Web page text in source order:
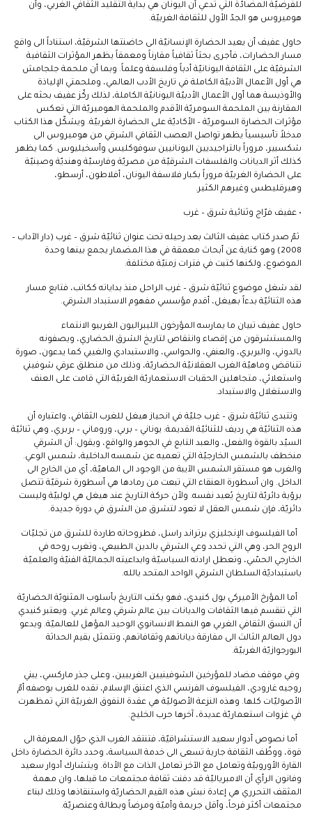
للفرضيّة المضادّة التي تدعي أن اليونان هي بداية التقليد الثقافي الغربي، وأن
هوميروس هو الجدّ الأول للثقافة الغربيّة.
حاول عفيف أن يعيد الحضارة الإنسانيّة الى حاضنتها الشرقيّة، استناداً الى واقع
مسار الحضارات، فأجرى بحثاً ثقافياً مقارناً ومعمقاً يظهر المؤثرات الثقافية
الشرقيّة على الثقافة اليونانيّة أدباً وفلسفة وعلماً. وبما أن ملحمة جلجامش
هي أول الأعمال الأدبيّة الكاملة في تاريخ الأدب العالمي، وملحمتي الإلياذة
والأوذيسة هما أول الأعمال الأدبيّة اليونانيّة الكاملة، لذلك ركّز عفيف بحثه على
المقارنة بين الملحمة السومريّة الأقدم والملحمة الهوميريّة التي تعكس
مؤثرات الحضارة السومريّة – الأكاديّة على الحضارة الغربيّة. ويشكّل هذا الكتاب
مدخلاً تأسيسياً يظهر تواصل العصب الثقافي الشرقي من هوميروس الى
شكسبير، مروراً بالتراجيديين اليونانيين سوفوكليس وأسخيليوس. كما يظهر
كذلك أثر الديانات والفلسفات الشرقيّة من مصريّة وفارسيّة وهنديّة وصينيّة
على الحضارة الغربيّة مروراً بكبار فلاسفة اليونان، أفلاطون، أرسطو،
وهيرقليطس وغيرهم الكثير.
• عفيف فرّاج وثنائية شرق – غرب
ثمّ صدر كتاب عفيف الثالث بعد رحيله تحت عنوان ثنائيّة شرق – غرب (دار الآداب –
2008) وهو كناية عن أبحاث معمقة في هذا المضمار يجمع بينها وحدة
الموضوع، ولكنها كتبت في فترات زمنيّة مختلفة.
لقد شغل موضوع ثنائيّة شرق – غرب الراحل منذ بداياته ككاتب، فتابع مسار
هذه الثنائيّة بدءاً بهيغل، أقدم مؤسسي مفهوم الاستبداد الشرقي.
حاول عفيف تبيان ما يمارسه المؤرخون الليبراليون الغربيو الانتماء
والمستشرقون من إقصاء وانتقاص لتاريخ الشرق الحضاري، ويصفونه
يالدوني، والبربري، والعنفي، والحواسي، والاستبدادي والغيبي كما يدعون، صورة
تتناقض وماهيّة الغرب العقلانيّة الحضاريّة، وذلك من منطلق عرقي شوفيني
واستعلائي، متجاهلين الحقبات الاستعماريّة الغربيّة التي قامت على العنف
والاستغلال والاستبداد.
وتتبدى ثنائيّة شرق – غرب جليّة في انحياز هيغل للغرب الثقافي، واعتباره أن
هذه الثنائيّة هي رديف للثنائيّة القديمة: يوناني – بربي، وروماني – بربري، وهي ثنائيّة
السيّد بالقوة والفعل، والعبد التابع في الجوهر والواقع، ويقول: أن الشرقي
منخطف بالشمس الخارجيّة التي تعميه عن شمسه الداخلية، شمس الوعي.
والغرب هو مستقر الشمس الآيبة من الوجود الى الماهيّة، أي من الخارج الى
الداخل. وان أسطورة العنقاء التي تبعت من رمادها هي أسطورة شرقيّة تتصل
برؤية دائريّة لتاريخ يُعيد نفسه. ولأن حركة التاريخ عند هيغل هي لولبيّة وليست
دائريّة، فإن شمس العقل لا تعود لتشرق من الشرق في دورة جديدة.
أما الفيلسوف الإنجليزي برتراند راسل، فطروحاته طاردة للشرق من تجليّات
الروح الحر، وهي التي تحدد وعي الشرقي بالدين الطبيعي، وتغرب روحه في
الخارجي الحسّي، وتعطل ارادته السياسيّة وابداعيته الجماليّة الفنيّة والعلميّة
باستبداديّة السلطان الشرقي الواحد المتحد بالله.
أما المؤرخ الأميركي بول كنيدي، فهو يكتب التاريخ بأسلوب المثنويّة الحضاريّة
التي تنقسم فيها الثقافات والديانات بين عالم شرقي وعالم غربي. ويعتبر كنيدي
أن النسق الثقافي الغربي هو النمط الانسانوي الوحيد المؤهل للعالميّة. ويدعو
دول العالم الثالث الى مفارقة دياناتهم وثقافاتهم، وتتمثل بقيم الحداثة
البورجوازيّة الغربيّة.
وفي موقف مضاد للمؤرخين الشوفينيين الغربيين، وعلى جذر ماركسي، يبني
روجيه غارودي، الفيلسوف الفرنسي الذي اعتنق الإسلام، نقده للغرب بوصفه أمّ
الأصوليّات كلها. وهذه النزعة الأصوليّة هي عقدة التفوق الغربيّة التي تمظهرت
في غزوات استعماريّة عديدة، آخرها حرب الخليج.
أما نصوص أدوار سعيد الاستشراقيّة، فتنتقد الغرب الذي حوّل المعرفة الى
قوة، ووظّف الثقافة جارية تسعى الى خدمة السياسة، وحدد دائرة الحضارة داخل
القارة الأوروبيّة وتعامل مع الآخر تعامل الذات مع الأداة. ويتشارك أدوار سعيد
وفانون الرأي أن الامبرياليّة قد دفنت ثقافة مجتمعات ما قبلها، وان مهمة
المثقف التحرري هي إعادة نبش هذه القيم الحضاريّة واستنقاذها وذلك لبناء
مجتمعات أكثر فرحاً، وأقل جريمة وأميّة ومرضاً وبطالة وعنصريّة.